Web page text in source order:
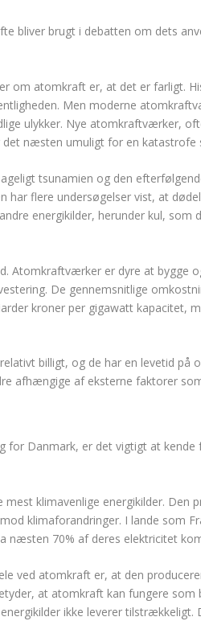
bliver brugt i debatten om dets
om atomkraft er, at det er farligt.
Men moderne
ulykker. Nye atomkraftværker,
næsten umuligt for en katastrofe
tsunamien og den
har flere undersøgelser vist, at
energikilder, herunder kul, som
Atomkraftværker er dyre at bygge
De gennemsnitlige
kroner per gigawatt kapacitet,
billigt, og de har en levetid på
afhængige af eksterne faktorer
Danmark, er det vigtigt at kende
klimavenlige energikilder. Den
klimaforandringer. I lande som
næsten 70% af deres elektricitet
ved atomkraft er, at den
at atomkraft kan fungere som
ikke leverer tilstrækkeligt.